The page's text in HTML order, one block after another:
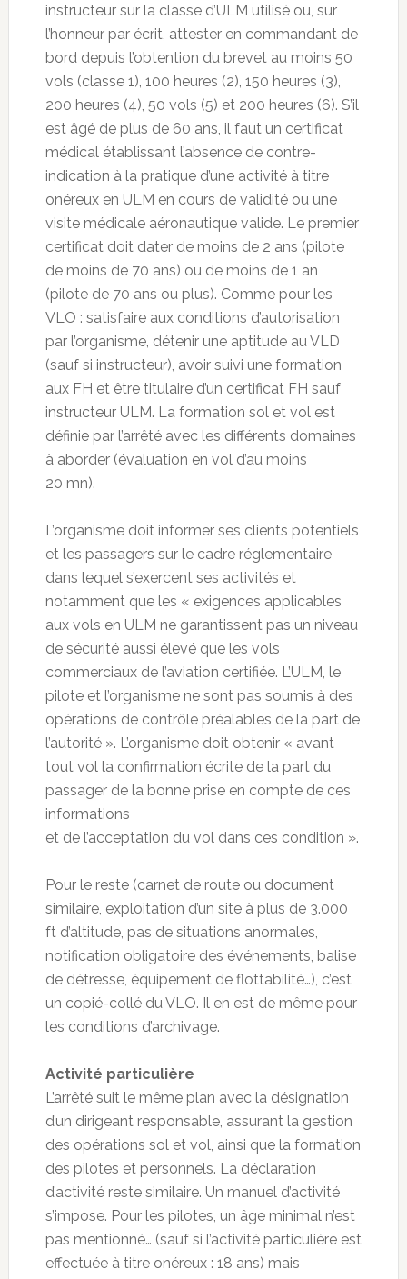
instructeur sur la classe d’ULM utilisé ou, sur
l’honneur par écrit, attester en commandant de
bord depuis l’obtention du brevet au moins 50
vols (classe 1), 100 heures (2), 150 heures (3),
200 heures (4), 50 vols (5) et 200 heures (6). S’il
est âgé de plus de 60 ans, il faut un certificat
médical établissant l’absence de contre-
indication à la pratique d’une activité à titre
onéreux en ULM en cours de validité ou une
visite médicale aéronautique valide. Le premier
certificat doit dater de moins de 2 ans (pilote
de moins de 70 ans) ou de moins de 1 an
(pilote de 70 ans ou plus). Comme pour les
VLO : satisfaire aux conditions d’autorisation
par l’organisme, détenir une aptitude au VLD
(sauf si instructeur), avoir suivi une formation
aux FH et être titulaire d’un certificat FH sauf
instructeur ULM. La formation sol et vol est
définie par l’arrêté avec les différents domaines
à aborder (évaluation en vol d’au moins
20 mn).
L’organisme doit informer ses clients potentiels
et les passagers sur le cadre réglementaire
dans lequel s’exercent ses activités et
notamment que les « exigences applicables
aux vols en ULM ne garantissent pas un niveau
de sécurité aussi élevé que les vols
commerciaux de l’aviation certifiée. L’ULM, le
pilote et l’organisme ne sont pas soumis à des
opérations de contrôle préalables de la part de
l’autorité ». L’organisme doit obtenir « avant
tout vol la confirmation écrite de la part du
passager de la bonne prise en compte de ces
informations
et de l’acceptation du vol dans ces condition ».
Pour le reste (carnet de route ou document
similaire, exploitation d’un site à plus de 3.000
ft d’altitude, pas de situations anormales,
notification obligatoire des événements, balise
de détresse, équipement de flottabilité…), c’est
un copié-collé du VLO. Il en est de même pour
les conditions d’archivage.
Activité particulière
L’arrêté suit le même plan avec la désignation
d’un dirigeant responsable, assurant la gestion
des opérations sol et vol, ainsi que la formation
des pilotes et personnels. La déclaration
d’activité reste similaire. Un manuel d’activité
s’impose. Pour les pilotes, un âge minimal n’est
pas mentionné… (sauf si l’activité particulière est
effectuée à titre onéreux : 18 ans) mais